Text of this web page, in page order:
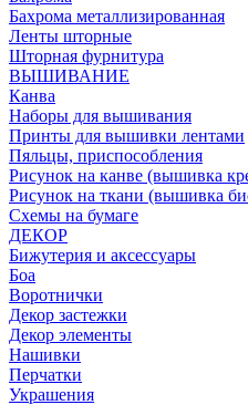
Бахрома металлизированная
Ленты шторные
Шторная фурнитура
ВЫШИВАНИЕ
Канва
Наборы для вышивания
Принты для вышивки лентами
Пяльцы, приспособления
Рисунок на канве (вышивка
Рисунок на ткани (вышивка
Схемы на бумаге
ДЕКОР
Бижутерия и аксессуары
Боа
Воротнички
Декор застежки
Декор элементы
Нашивки
Перчатки
Украшения